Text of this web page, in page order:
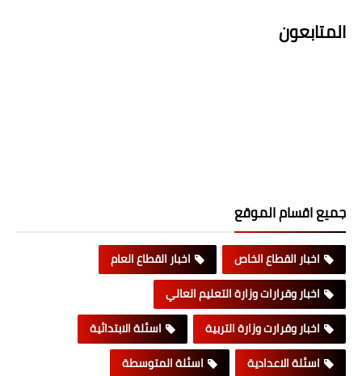
المتابعون
جميع اقسام الموقع
اخبار القطاع الخاص
اخبار القطاع العام
اخبار وقرارات وزارة التعليم العالي
اخبار وقرارت وزارة التربية
اسئلة الابتدائية
اسئلة الاعدادية
اسئلة المتوسطة